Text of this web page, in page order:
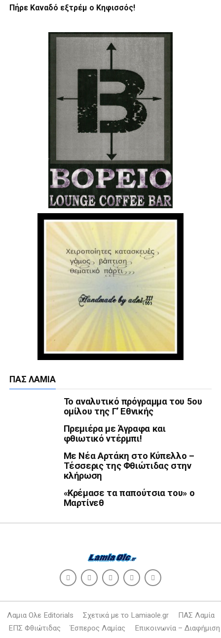
Πήρε Καναδό εξτρέμ ο Κηφισσός!
ΠΑΣ ΛΑΜΊΑ
Το αναλυτικό πρόγραμμα του 5ου
ομίλου της Γ’ Εθνικής
Πρεμιέρα με Άγραφα και
φθιωτικό ντέρμπι!
Με Νέα Αρτάκη στο Κύπελλο –
Τέσσερις της Φθιώτιδας στην
κλήρωση
«Κρέμασε τα παπούτσια του» ο
Μαρτίνεθ
Λαμια Ολε Editorials Σχετικά με το Lamiaole.gr
ΠΑΣ Λαμία
ΕΠΣ Φθιώτιδας
Έσπερος Λαμίας Επικοινωνία – Διαφήμιση